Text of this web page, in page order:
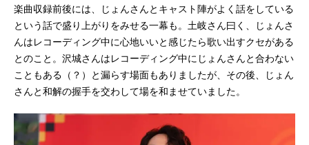
楽曲収録前後には、じょんさんとキャスト陣がよく話をしている
という話で盛り上がりをみせる一幕も。土岐さん曰く、じょんさ
んはレコーディング中に心地いいと感じたら歌い出すクセがある
とのこと。沢城さんはレコーディング中にじょんさんと合わない
こともある（？）と漏らす場面もありましたが、その後、じょん
さんと和解の握手を交わして場を和ませていました。